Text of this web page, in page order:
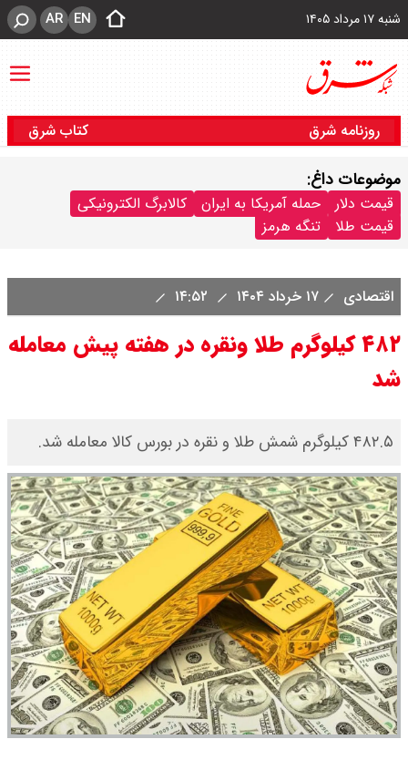
شنبه ۱۷ مرداد ۱۴۰۵ EN
AR
روزنامه شرق کتاب شرق
موضوعات داغ:
قیمت دلار حمله آمریکا به ایران
کالابرگ الکترونیکی
قیمت طلا
تنگه هرمز
اقتصادی ۱۷ خرداد ۱۴۰۴
۴۸۲ کیلوگرم طلا و‌نقره در هفته پیش معامله
شد
۴۸۲.۵ کیلوگرم شمش طلا و نقره در بورس کالا معامله شد.